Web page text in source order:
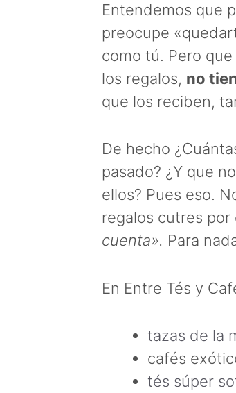
Entendemos que
preocupe
como tú. Pero
los regalos, no
que los reciben,
De hecho
pasado? ¿Y que
ellos? Pues eso.
regalos cutres por
cuenta». Para
En Entre Tés y
tazas de la
cafés
tés súper